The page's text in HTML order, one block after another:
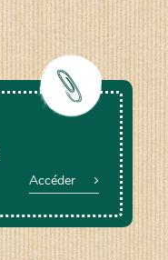
Accéder